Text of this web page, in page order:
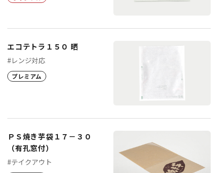
エコテトラ１５０ 晒
#レンジ対応
プレミアム
ＰＳ焼き芋袋１７－３０
（有孔窓付）
#テイクアウト